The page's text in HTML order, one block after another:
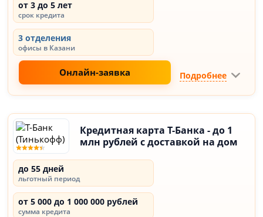
от 3 до 5 лет
срок кредита
3 отделения
офисы в Казани
Онлайн-заявка Подробнее
Кредитная карта Т-Банка - до 1
млн рублей с доставкой на дом
до 55 дней
льготный период
от 5 000 до 1 000 000 рублей
сумма кредита